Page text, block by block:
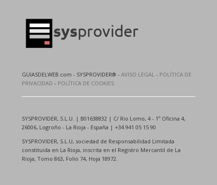
GUIASDELWEB.com - SYSPROVIDER® - AVISO LEGAL - POLÍTICA DE
PRIVACIDAD - POLÍTICA DE COOKIES
SYSPROVIDER, S.L.U. | B01638832 | C/ Rio Lomo, 4 - 1º Oficina 4,
26006, Logroño - La Rioja - España | +34 941 05 15 90
SYSPROVIDER, S.L.U, sociedad de Responsabilidad Limitada
constituida en La Rioja, inscrita en el Registro Mercantil de La
Rioja, Tomo 863, Folio 74, Hoja 18972.